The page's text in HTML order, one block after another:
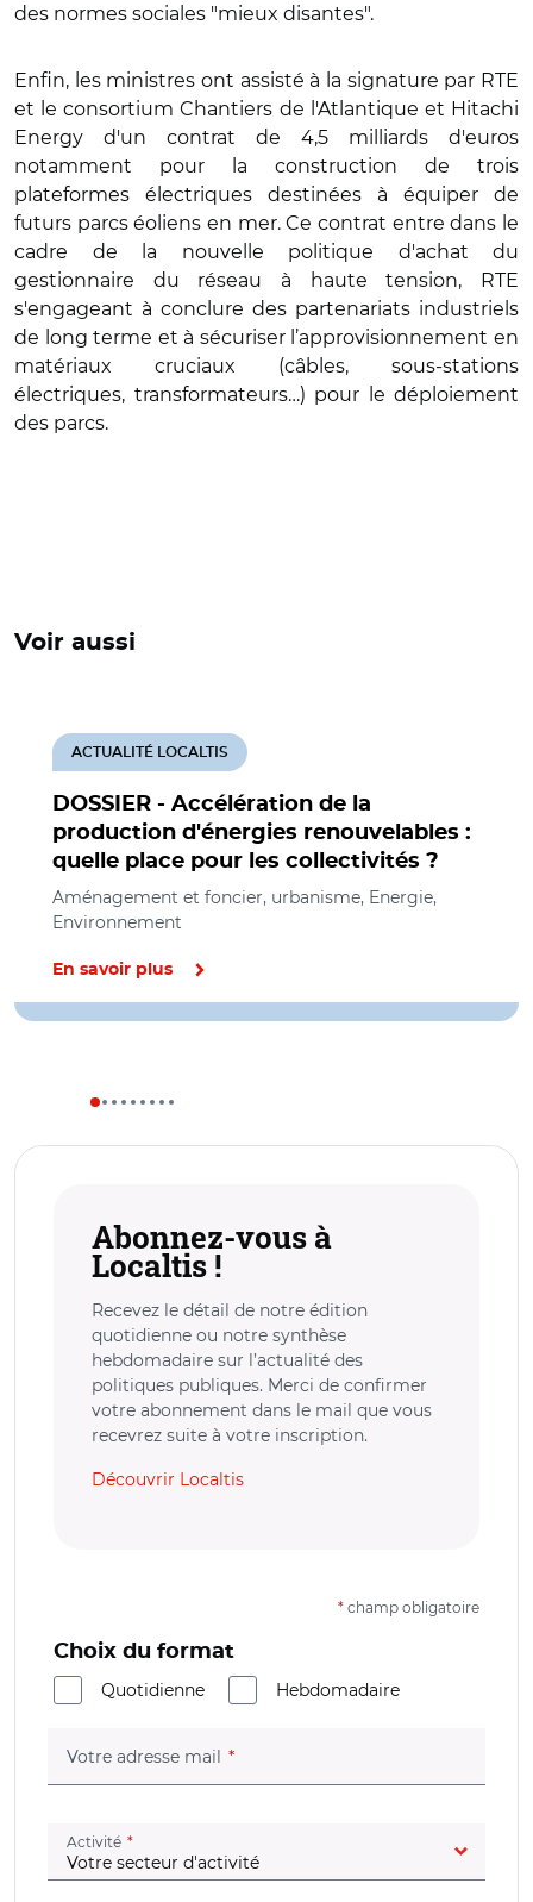
des normes sociales "mieux disantes".
Enfin, les ministres ont assisté à la signature par RTE
et le consortium Chantiers de l'Atlantique et Hitachi
Energy d'un contrat de 4,5 milliards d'euros
notamment pour la construction de trois
plateformes électriques destinées à équiper de
futurs parcs éoliens en mer. Ce contrat entre dans le
cadre de la nouvelle politique d'achat du
gestionnaire du réseau à haute tension, RTE
s'engageant à conclure des partenariats industriels
de long terme et à sécuriser l’approvisionnement en
matériaux cruciaux (câbles, sous-stations
électriques, transformateurs…) pour le déploiement
des parcs.
Voir aussi
DOSSIER - Accélération de la
production d'énergies renouvelables :
quelle place pour les collectivités ?
ACTUALITÉ LOCALTIS
Aménagement et foncier, urbanisme, Energie,
Environnement
En savoir plus
Abonnez-vous à
Localtis !
Recevez le détail de notre édition
quotidienne ou notre synthèse
hebdomadaire sur l’actualité des
politiques publiques. Merci de confirmer
votre abonnement dans le mail que vous
recevrez suite à votre inscription.
Découvrir Localtis
* champ obligatoire
Choix du format
Quotidienne
Hebdomadaire
Votre adresse mail (champ obligatoire)
Activité (champ obligatoire)